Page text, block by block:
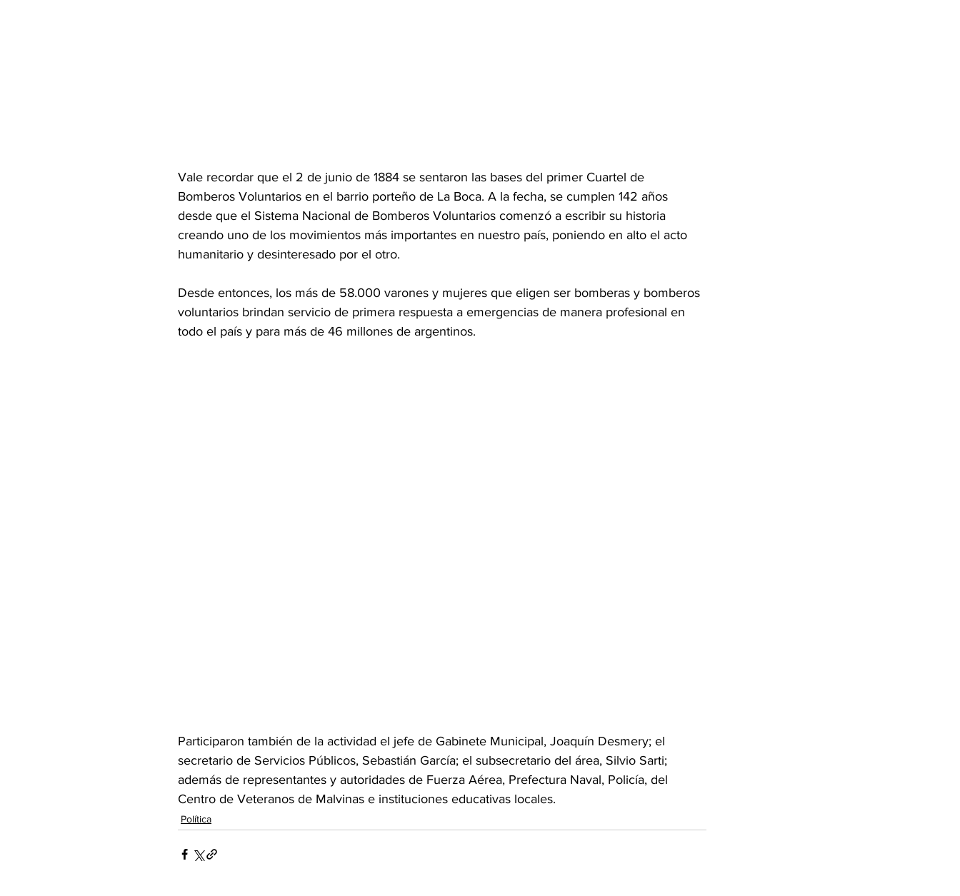
Vale recordar que el 2 de junio de 1884 se sentaron las bases del primer Cuartel de
Bomberos Voluntarios en el barrio porteño de La Boca. A la fecha, se cumplen 142 años
desde que el Sistema Nacional de Bomberos Voluntarios comenzó a escribir su historia
creando uno de los movimientos más importantes en nuestro país, poniendo en alto el acto
humanitario y desinteresado por el otro.
Desde entonces, los más de 58.000 varones y mujeres que eligen ser bomberas y bomberos
voluntarios brindan servicio de primera respuesta a emergencias de manera profesional en
todo el país y para más de 46 millones de argentinos.
Participaron también de la actividad el jefe de Gabinete Municipal, Joaquín Desmery; el
secretario de Servicios Públicos, Sebastián García; el subsecretario del área, Silvio Sarti;
además de representantes y autoridades de Fuerza Aérea, Prefectura Naval, Policía, del
Centro de Veteranos de Malvinas e instituciones educativas locales.
Política